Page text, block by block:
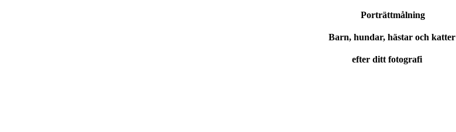
Porträttmålning
Barn, hundar, hästar och katter
efter ditt fotografi